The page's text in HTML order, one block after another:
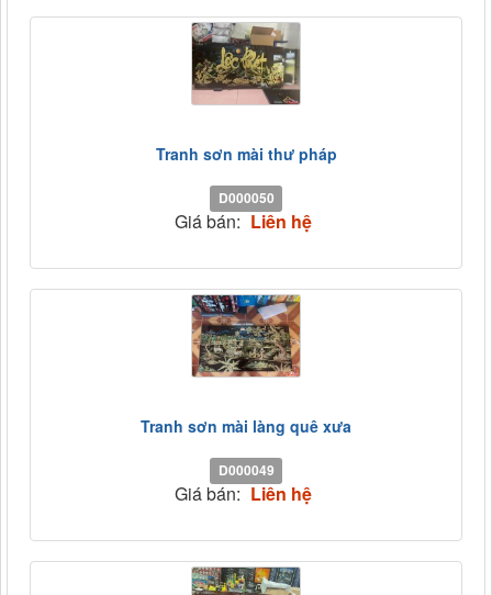
Tranh sơn mài thư pháp
D000050
Giá bán: Liên hệ
Tranh sơn mài làng quê xưa
D000049
Giá bán: Liên hệ